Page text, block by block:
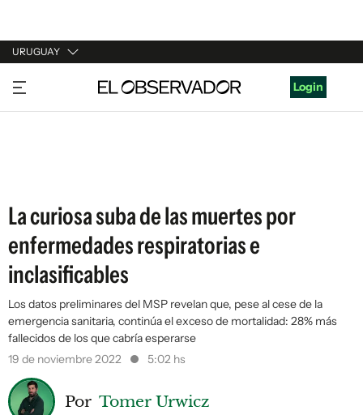
URUGUAY
URUGUAY
ARGENTINA
Login
La curiosa suba de las muertes por
enfermedades respiratorias e
inclasificables
Los datos preliminares del MSP revelan que, pese al cese de la
emergencia sanitaria, continúa el exceso de mortalidad: 28% más
fallecidos de los que cabría esperarse
19 de noviembre 2022
5:02 hs
Por Tomer Urwicz